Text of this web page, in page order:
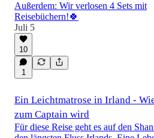
Außerdem: Wir verlosen 4 Sets mit
Reisebüchern!🍀
Juli 5
10
1
Ein Leichtmatrose in Irland -
zum Captain wird
Für diese Reise geht es auf den